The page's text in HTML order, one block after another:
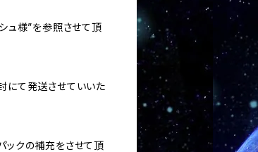
ュ様”を参照させて頂
にて発送させていいた
ックの補充をさせて頂